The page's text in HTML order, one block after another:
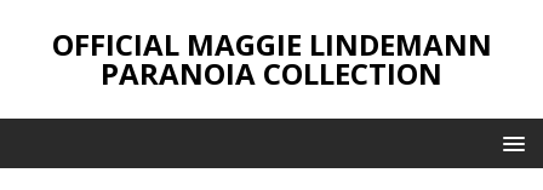
OFFICIAL MAGGIE LINDEMANN
PARANOIA COLLECTION